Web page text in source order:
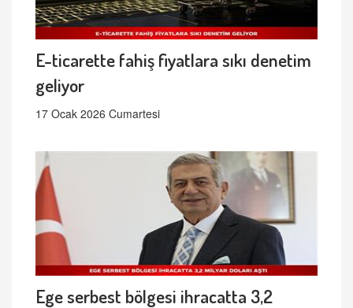
E-ticarette fahiş fiyatlara sıkı denetim
geliyor
17 Ocak 2026 Cumartesi
Ege serbest bölgesi ihracatta 3,2